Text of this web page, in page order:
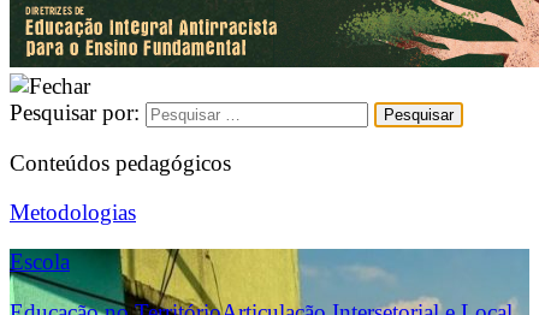
Pesquisar por:
Conteúdos pedagógicos
Metodologias
Escola